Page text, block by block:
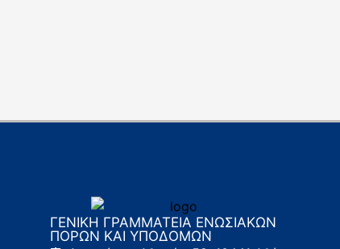
ΓΕΝΙΚΗ ΓΡΑΜΜΑΤΕΙΑ ΕΝΩΣΙΑΚΩΝ
ΠΟΡΩΝ ΚΑΙ ΥΠΟΔΟΜΩΝ